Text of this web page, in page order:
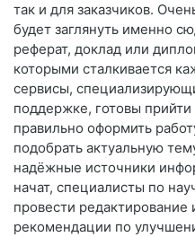
так и для заказчиков.
будет заглянуть именно
реферат, доклад или
которыми сталкивается
сервисы,
поддержке, готовы
правильно оформить
подобрать актуальную
надёжные источники
начат, специалисты по
провести
рекомендации по